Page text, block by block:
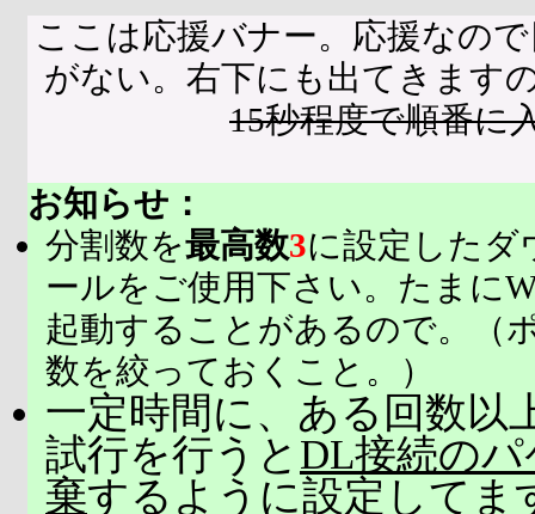
ここは応援バナー。応援なの
がない。右下にも出てきます
15秒程度で順番に
お知らせ：
分割数を最高数3に設定したダ
ールをご使用下さい。たまに
起動することがあるので。（
数を絞っておくこと。）
一定時間に、ある回数以
試行を行うと DL接続の
棄するように設定してま